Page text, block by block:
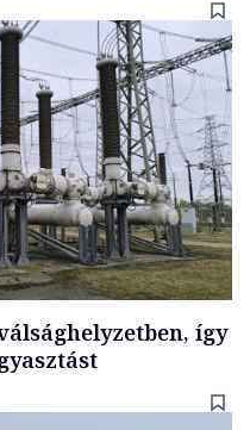
így